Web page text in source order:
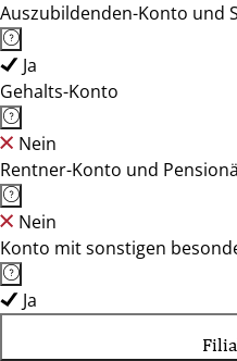
Auszubildenden-Konto und
Ja
Gehalts-Konto
Nein
Rentner-Konto und
Nein
Konto mit sonstigen
Ja